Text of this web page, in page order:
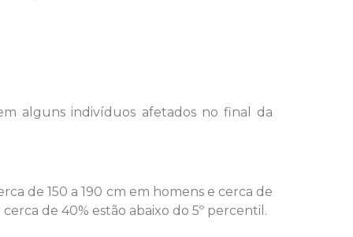
alguns indivíduos afetados no final da
de 150 a 190 cm em homens e cerca de
de 40% estão abaixo do 5º percentil.